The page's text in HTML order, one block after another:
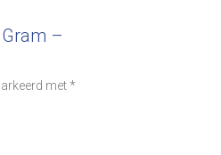
–
met*